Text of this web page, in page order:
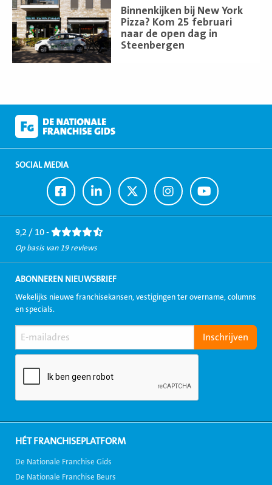
Binnenkijken bij New York
Pizza? Kom 25 februari
naar de open dag in
Steenbergen
Lees
meer
SOCIAL MEDIA
Ga
naar
Facebook
Ga
naar
LinkedIn
Ga
naar
Twitter
Ga
naar
Instagram
Ga
naar
Youtube
9,2 / 10 -
Op basis van 19 reviews
ABONNEREN NIEUWSBRIEF
Wekelijks nieuwe franchisekansen, vestigingen ter overname, columns
en specials.
HÉT FRANCHISEPLATFORM
De Nationale Franchise Gids
De Nationale Franchise Beurs